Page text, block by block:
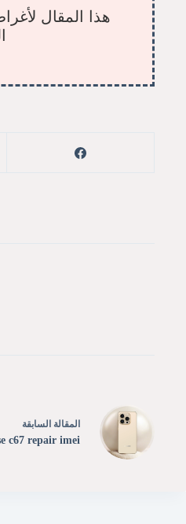
هذا المقال
المقالة السابقة
c67 repair imei